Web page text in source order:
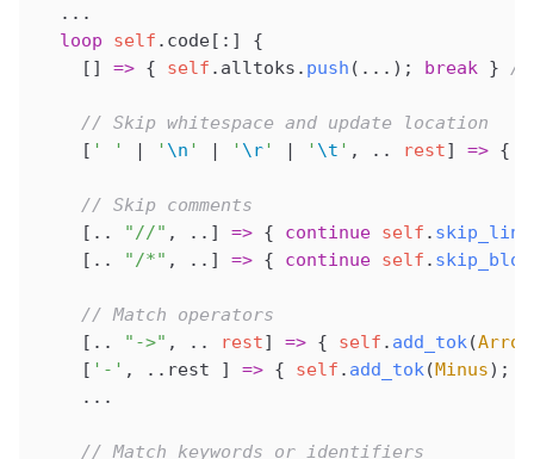
  ...
  loop
self .code[:] {
    []
=> { self .alltoks. push (...); break } //
    // Skip whitespace and update location
    [
' ' | ' \n ' | ' \r ' | ' \t ' , .. rest] => {
    // Skip comments
    [..
"//" , ..] => { continue self .
    [..
"/*" , ..] => { continue self .
    // Match operators
    [..
"->" , .. rest] => { self . add_tok(Arrow
    [
'-' , ..rest ] => { self . add_tok(Minus);
    ...
    // Match keywords or identifiers